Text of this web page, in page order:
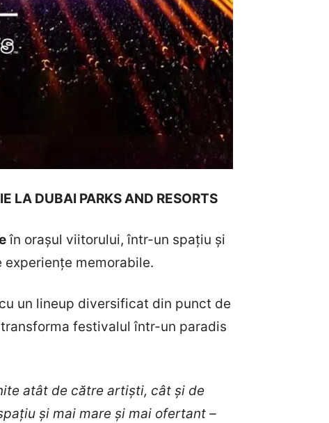
LA DUBAI PARKS AND RESORTS
în orașul viitorului, într-un spațiu și
memorabile.
un lineup diversificat din punct de
festivalul într-un paradis
atât de către artiști, cât și de
și mai mare și mai ofertant –